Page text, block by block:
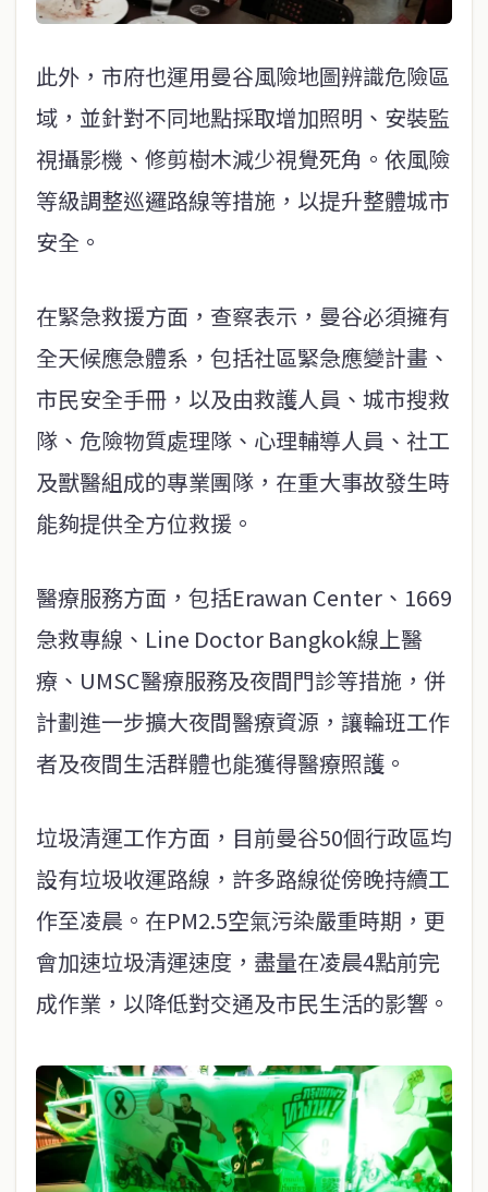
此外，市府也運用曼谷風險地圖辨識危險區
域，並針對不同地點採取增加照明、安裝監
視攝影機、修剪樹木減少視覺死角。依風險
等級調整巡邏路線等措施，以提升整體城市
安全。
在緊急救援方面，查察表示，曼谷必須擁有
全天候應急體系，包括社區緊急應變計畫、
市民安全手冊，以及由救護人員、城市搜救
隊、危險物質處理隊、心理輔導人員、社工
及獸醫組成的專業團隊，在重大事故發生時
能夠提供全方位救援。
醫療服務方面，包括Erawan Center、1669
急救專線、Line Doctor Bangkok線上醫
療、UMSC醫療服務及夜間門診等措施，併
計劃進一步擴大夜間醫療資源，讓輪班工作
者及夜間生活群體也能獲得醫療照護。
垃圾清運工作方面，目前曼谷50個行政區均
設有垃圾收運路線，許多路線從傍晚持續工
作至凌晨。在PM2.5空氣污染嚴重時期，更
會加速垃圾清運速度，盡量在凌晨4點前完
成作業，以降低對交通及市民生活的影響。